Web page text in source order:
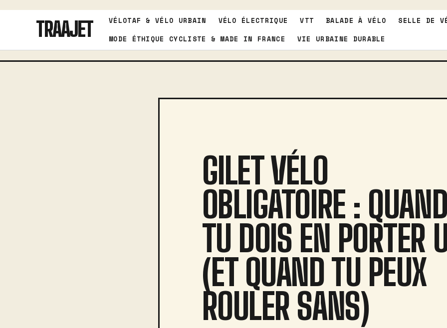
TRAAJET VÉLOTAF & VÉLO URBAIN VÉLO ÉLECTRIQUE VTT BALADE À VÉLO
SELLE DE
MODE ÉTHIQUE CYCLISTE & MADE IN FRANCE
VIE URBAINE DURABLE
GILET VÉLO
OBLIGATOIRE :
TU DOIS EN PORTER
(ET QUAND TU PEUX
ROULER SANS)